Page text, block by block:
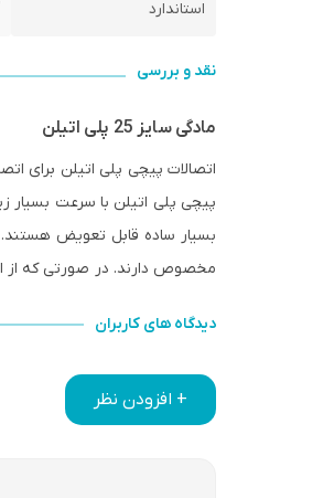
استاندارد
نقد و بررسی
مادگی سایز 25 پلی اتیلن
پیچی پلی اتیلن با سرعت بسیار
بسیار ساده قابل تعویض
مخصوص دارند. در صورتی که از
دیدگاه های کاربران
+ افزودن نظر